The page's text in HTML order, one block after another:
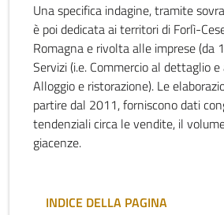
Una specifica indagine, tramite
è poi dedicata ai territori di Forlì-
Romagna e rivolta alle imprese (da
Servizi (i.e. Commercio al dettaglio e
Alloggio e ristorazione). Le
partire dal 2011, forniscono dati
tendenziali circa le vendite, il
giacenze.
INDICE DELLA PAGINA